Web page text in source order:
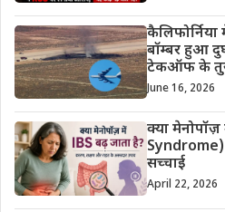
बॉम्बर हुआ
टेकऑफ के
June 16, 2026
क्या
Syndrome)
सच्चाई
April 22, 2026